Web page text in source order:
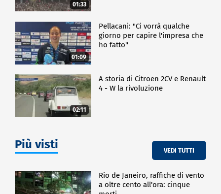
01:33
01:09
Pellacani: "Ci vorrà qualche
giorno per capire l'impresa che
ho fatto"
02:11
A storia di Citroen 2CV e Renault
4 - W la rivoluzione
Più visti VEDI TUTTI
Rio de Janeiro, raffiche di vento
a oltre cento all'ora: cinque